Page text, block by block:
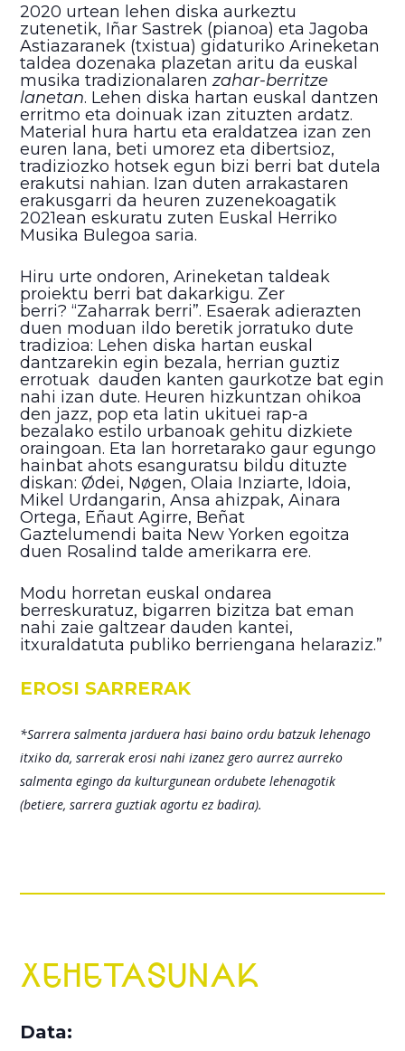
2020 urtean lehen diska aurkeztu
zutenetik, Iñar Sastrek (pianoa) eta Jagoba
Astiazaranek (txistua) gidaturiko Arineketan
taldea dozenaka plazetan aritu da euskal
musika tradizionalarenzahar-berritze
lanetan. Lehen diska hartan euskal dantzen
erritmo eta doinuak izan zituzten ardatz.
Material hura hartu eta eraldatzea izan zen
euren lana, beti umorez eta dibertsioz,
tradiziozko hotsek egun bizi berri bat dutela
erakutsi nahian. Izan duten arrakastaren
erakusgarri da heuren zuzenekoagatik
2021ean eskuratu zuten Euskal Herriko
Musika Bulegoa saria.
Hiru urte ondoren, Arineketan taldeak
proiektu berri bat dakarkigu. Zer
berri? “Zaharrak berri”. Esaerak adierazten
duen moduan ildo beretik jorratuko dute
tradizioa: Lehen diska hartan euskal
dantzarekin egin bezala, herrian guztiz
errotuak dauden kanten gaurkotze bat egin
nahi izan dute. Heuren hizkuntzan ohikoa
den jazz, pop eta latin ukituei rap-a
bezalako estilo urbanoak gehitu dizkiete
oraingoan. Eta lan horretarako gaur egungo
hainbat ahots esanguratsu bildu dituzte
diskan: Ødei, Nøgen, Olaia Inziarte, Idoia,
Mikel Urdangarin, Ansa ahizpak, Ainara
Ortega, Eñaut Agirre, Beñat
Gaztelumendi baita New Yorken egoitza
duen Rosalind talde amerikarra ere.
Modu horretan euskal ondarea
berreskuratuz, bigarren bizitza bat eman
nahi zaie galtzear dauden kantei,
itxuraldatuta publiko berriengana helaraziz.”
EROSI SARRERAK
*Sarrera salmenta jarduera hasi baino ordu batzuk lehenago
itxiko da, sarrerak erosi nahi izanez gero aurrez aurreko
salmenta egingo da kulturgunean ordubete lehenagotik
(betiere, sarrera guztiak agortu ez badira).
XEHETASUNAK
Data: